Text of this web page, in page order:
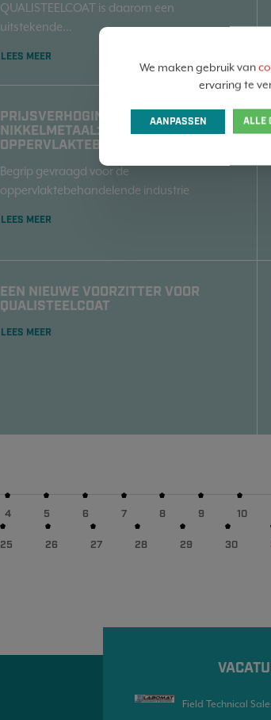
QUALISTEELCOAT is daarom een
uitstekende...
LEES MEER
PRIJSVERHOGING VAN
NIKKELMETAAL: GEVOLGEN VOOR DE
OPPERVLAKTEBEHANDELING
Begrip gevraagd voor de
oppervlaktebehandelende industrie
LEES MEER
EEN NIEUWE VOORZITTER VOOR
QUALISTEELCOAT
LEES MEER
4 5 6 7 8 9 10
25 26 27 28 29 30
Field Technical
We maken gebruik van
ervaring te
AANPASSEN ALLE